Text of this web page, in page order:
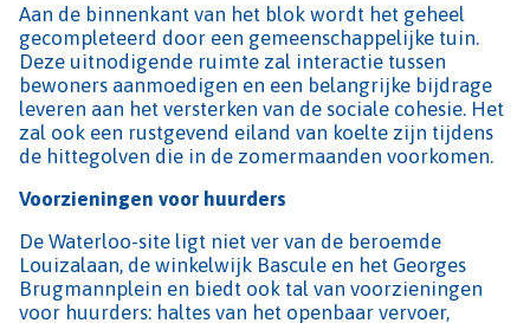
Aan de binnenkant van het blok wordt het geheel
gecompleteerd door een gemeenschappelijke tuin.
Deze uitnodigende ruimte zal interactie tussen
bewoners aanmoedigen en een belangrijke bijdrage
leveren aan het versterken van de sociale cohesie. Het
zal ook een rustgevend eiland van koelte zijn tijdens
de hittegolven die in de zomermaanden voorkomen.
Voorzieningen voor huurders
De Waterloo-site ligt niet ver van de beroemde
Louizalaan, de winkelwijk Bascule en het Georges
Brugmannplein en biedt ook tal van voorzieningen
voor huurders: haltes van het openbaar vervoer,